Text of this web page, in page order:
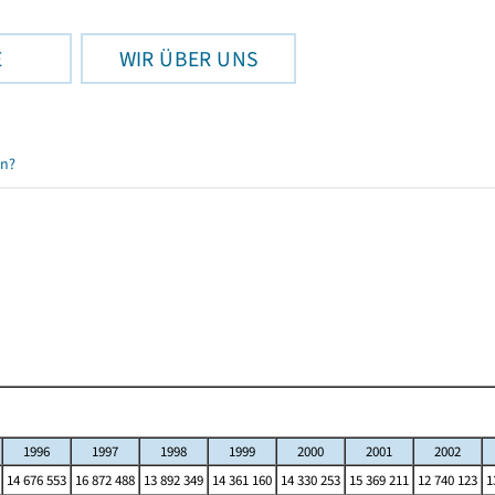
WIR ÜBER UNS
1996 1997 1998 1999 2000 2001
2002
14 676 553 16 872 488 13 892 349 14 361 160 14 330 253 15 369 211 12 740 123